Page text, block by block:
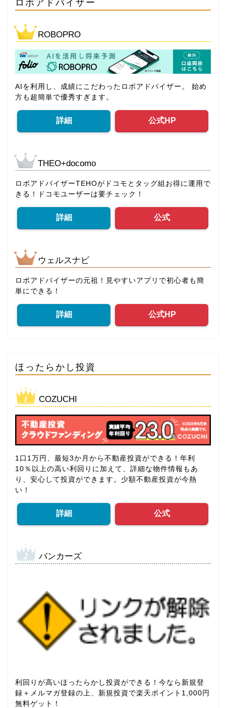
ROBOPRO
AIを利用し、成績にこだわったロボアドバイザー。 始め
方も超簡単で優秀すぎます。
詳細 公式HP
THEO+docomo
ロボアドバイザーTEHOがドコモとタッグ組お得に運用で
きる！ドコモユーザーは要チェック！
詳細 公式
ウェルスナビ
ロボアドバイザーの元祖！見やすいアプリで初心者も簡
単にできる！
詳細 公式HP
ほったらかし投資
COZUCHI
1口1万円、最短3か月から不動産投資ができる！年利
10％以上の高い利回りに加えて、詳細な物件情報もあ
り、安心して投資ができます。少額不動産投資が今熱
い！
詳細 公式
バンカーズ
利回りが高いほったらかし投資ができる！今なら新規登
録＋メルマガ登録の上、新規投資で楽天ポイント1,000円
無料ゲット！